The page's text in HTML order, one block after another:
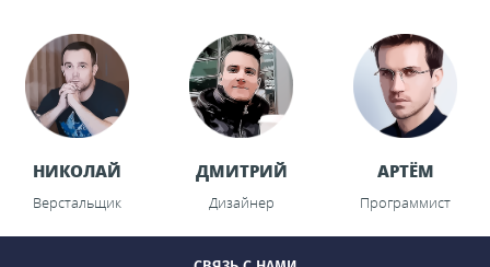
НИКОЛАЙ
Верстальщик
ДМИТРИЙ
Дизайнер
АРТЁМ
Программист